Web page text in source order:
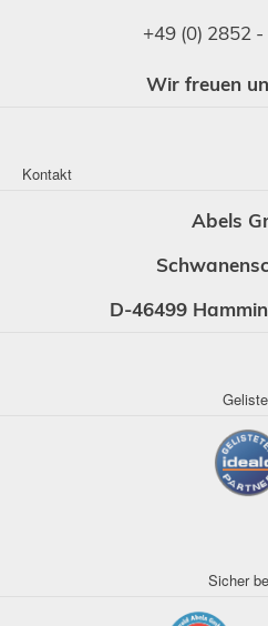
+49 (0) 2852
Wir freuen
Kontakt
Abels
D-46499
Sicher